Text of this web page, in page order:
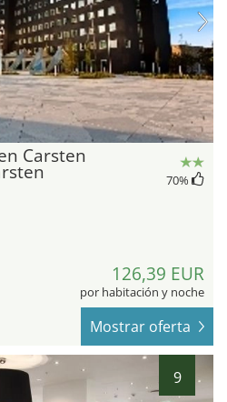
Carsten
70%
126,39 EUR
por habitación y noche
Mostrar oferta
9